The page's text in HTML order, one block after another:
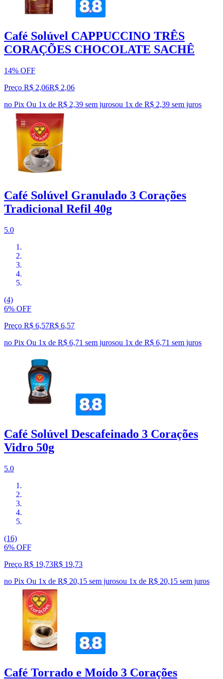
Café Solúvel CAPPUCCINO TRÊS
CORAÇÕES CHOCOLATE SACHÊ
14% OFF
Preço R$ 2,06R$ 2,06
no Pix Ou 1x de R$ 2,39 sem jurosou 1x de R$ 2,39 sem juros
Café Solúvel Granulado 3 Corações
Tradicional Refil 40g
5.0
(4)
6% OFF
Preço R$ 6,57R$ 6,57
no Pix Ou 1x de R$ 6,71 sem jurosou 1x de R$ 6,71 sem juros
Café Solúvel Descafeinado 3 Corações
Vidro 50g
5.0
(16)
6% OFF
Preço R$ 19,73R$ 19,73
no Pix Ou 1x de R$ 20,15 sem jurosou 1x de R$ 20,15 sem juros
Café Torrado e Moído 3 Corações